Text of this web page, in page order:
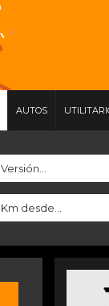
AUTOS